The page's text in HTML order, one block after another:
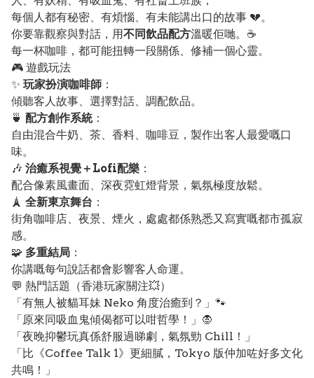
每個人都有秘密、有煩惱、有未能講出口的故事 💔。
你要靠觀察與對話，用不同飲品配方溫暖佢哋。☕️
每一杯咖啡，都可能扭轉一段關係、修補一個心靈。
🎮 遊戲玩法
✨ 玩家扮演咖啡師 ：
傾聽客人故事、選擇對話、調配飲品。
🍵 配方創作系統：
自由混合牛奶、茶、香料、咖啡豆，製作出客人最愛嘅口
味。
🎶 治癒系視覺＋Lofi配樂 ：
配合像素風畫面、深夜霓虹燈背景，氣氛極度放鬆。
🗼 全新東京舞台 ：
街角咖啡店、夜景、煙火，處處都係熟悉又寫實嘅都市孤寂
感。
🧩 多重結局 ：
你講嘅每句說話都會影響客人命運。
💬 熱門話題（香港玩家關注💥）
「有無人被貓耳妹 Neko 角度治癒到？」🐾
「原來同吸血鬼傾偈都可以咁哲學！」🧛
「夜晚抑鬱玩真係舒服過睇劇，氣氛勁 Chill！」
「比《Coffee Talk 1》更細膩，Tokyo 版仲加咗好多文化
共鳴！」